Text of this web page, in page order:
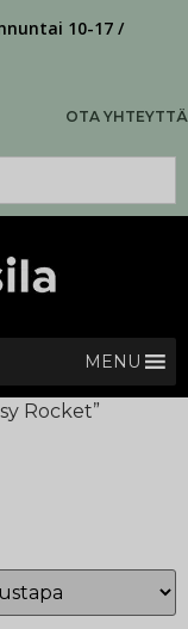
10-17 /
OTA YHTEYTTÄ
MENU
Rocket”